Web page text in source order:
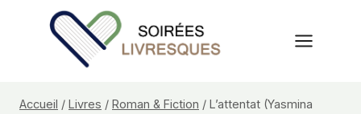
Accueil / Livres / Roman & Fiction / L’attentat (Yasmina